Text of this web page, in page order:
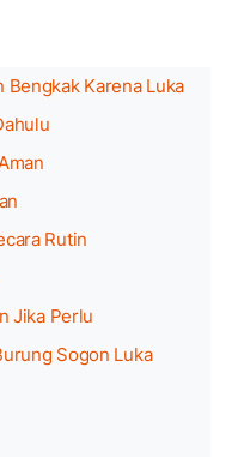
Karena Luka
Rutin
Jika Perlu
Sogon Luka